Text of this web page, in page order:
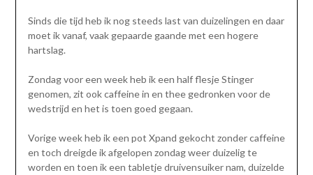
Sinds die tijd heb ik nog steeds last van duizelingen en daar
moet ik vanaf, vaak gepaarde gaande met een hogere
hartslag.
Zondag voor een week heb ik een half flesje Stinger
genomen, zit ook caffeine in en thee gedronken voor de
wedstrijd en het is toen goed gegaan.
Vorige week heb ik een pot Xpand gekocht zonder caffeine
en toch dreigde ik afgelopen zondag weer duizelig te
worden en toen ik een tabletje druivensuiker nam, duizelde